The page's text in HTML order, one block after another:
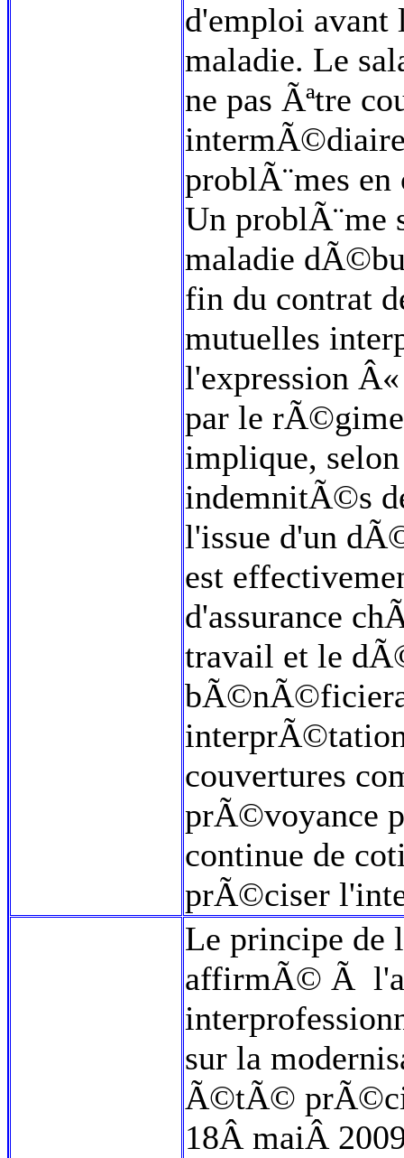
d'emploi
maladie. Le
ne pas Ãªtre
problÃ¨mes
Un problÃ¨me
maladie
fin du contrat
mutuelles
l'expression
par le rÃ©gime
implique,
indemnitÃ©s
l'issue d'un
est
d'assurance
travail et le
couvertures
prÃ©voyance
continue de
prÃ©ciser
Le principe de
affirmÃ© Ã
sur la
Ã©tÃ©
18Â maiÂ